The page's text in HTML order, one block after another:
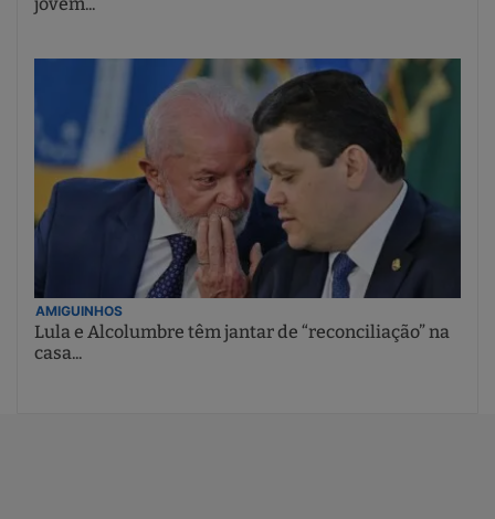
AMIGUINHOS
Lula e Alcolumbre têm jantar de “reconciliação” na
casa...